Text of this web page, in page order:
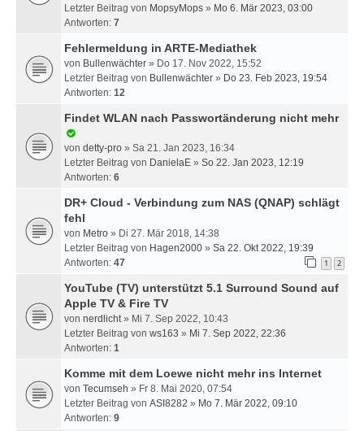
Letzter Beitrag von MopsyMops » Mo 6. Mär 2023, 03:00
Antworten: 7
Fehlermeldung in ARTE-Mediathek
von Bullenwächter » Do 17. Nov 2022, 15:52
Letzter Beitrag von Bullenwächter » Do 23. Feb 2023, 19:54
Antworten: 12
Findet WLAN nach Passwortänderung nicht mehr
von detty-pro » Sa 21. Jan 2023, 16:34
Letzter Beitrag von DanielaE » So 22. Jan 2023, 12:19
Antworten: 6
DR+ Cloud - Verbindung zum NAS (QNAP) schlägt
fehl
von Metro » Di 27. Mär 2018, 14:38
Letzter Beitrag von Hagen2000 » Sa 22. Okt 2022, 19:39
Antworten: 47 1 2
YouTube (TV) unterstützt 5.1 Surround Sound auf
Apple TV & Fire TV
von nerdlicht» Mi 7. Sep 2022, 10:43
Letzter Beitrag von ws163 » Mi 7. Sep 2022, 22:36
Antworten: 1
Komme mit dem Loewe nicht mehr ins Internet
von Tecumseh » Fr 8. Mai 2020, 07:54
Letzter Beitrag von ASI8282 » Mo 7. Mär 2022, 09:10
Antworten: 9